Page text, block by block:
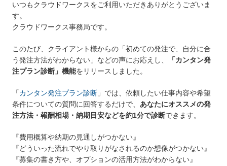
いつもクラウドワークスをご利用いただきありがとうございま
す。
クラウドワークス事務局です。
このたび、クライアント様からの「初めての発注で、自分に合
う発注方法がわからない」などの声にお応えし、
「カンタン発
注プラン診断」機能をリリースしました。
「カンタン発注プラン診断 」では、依頼したい仕事内容や希望
条件についての質問に回答するだけで、 あなたにオススメの発
注方法・報酬相場・納期目安などを約1分で診断できます。
『費用概算や納期の見通しがつかない』
『どういった流れでやり取りがなされるのか想像がつかない』
『募集の書き方や、オプションの活用方法がわからない』